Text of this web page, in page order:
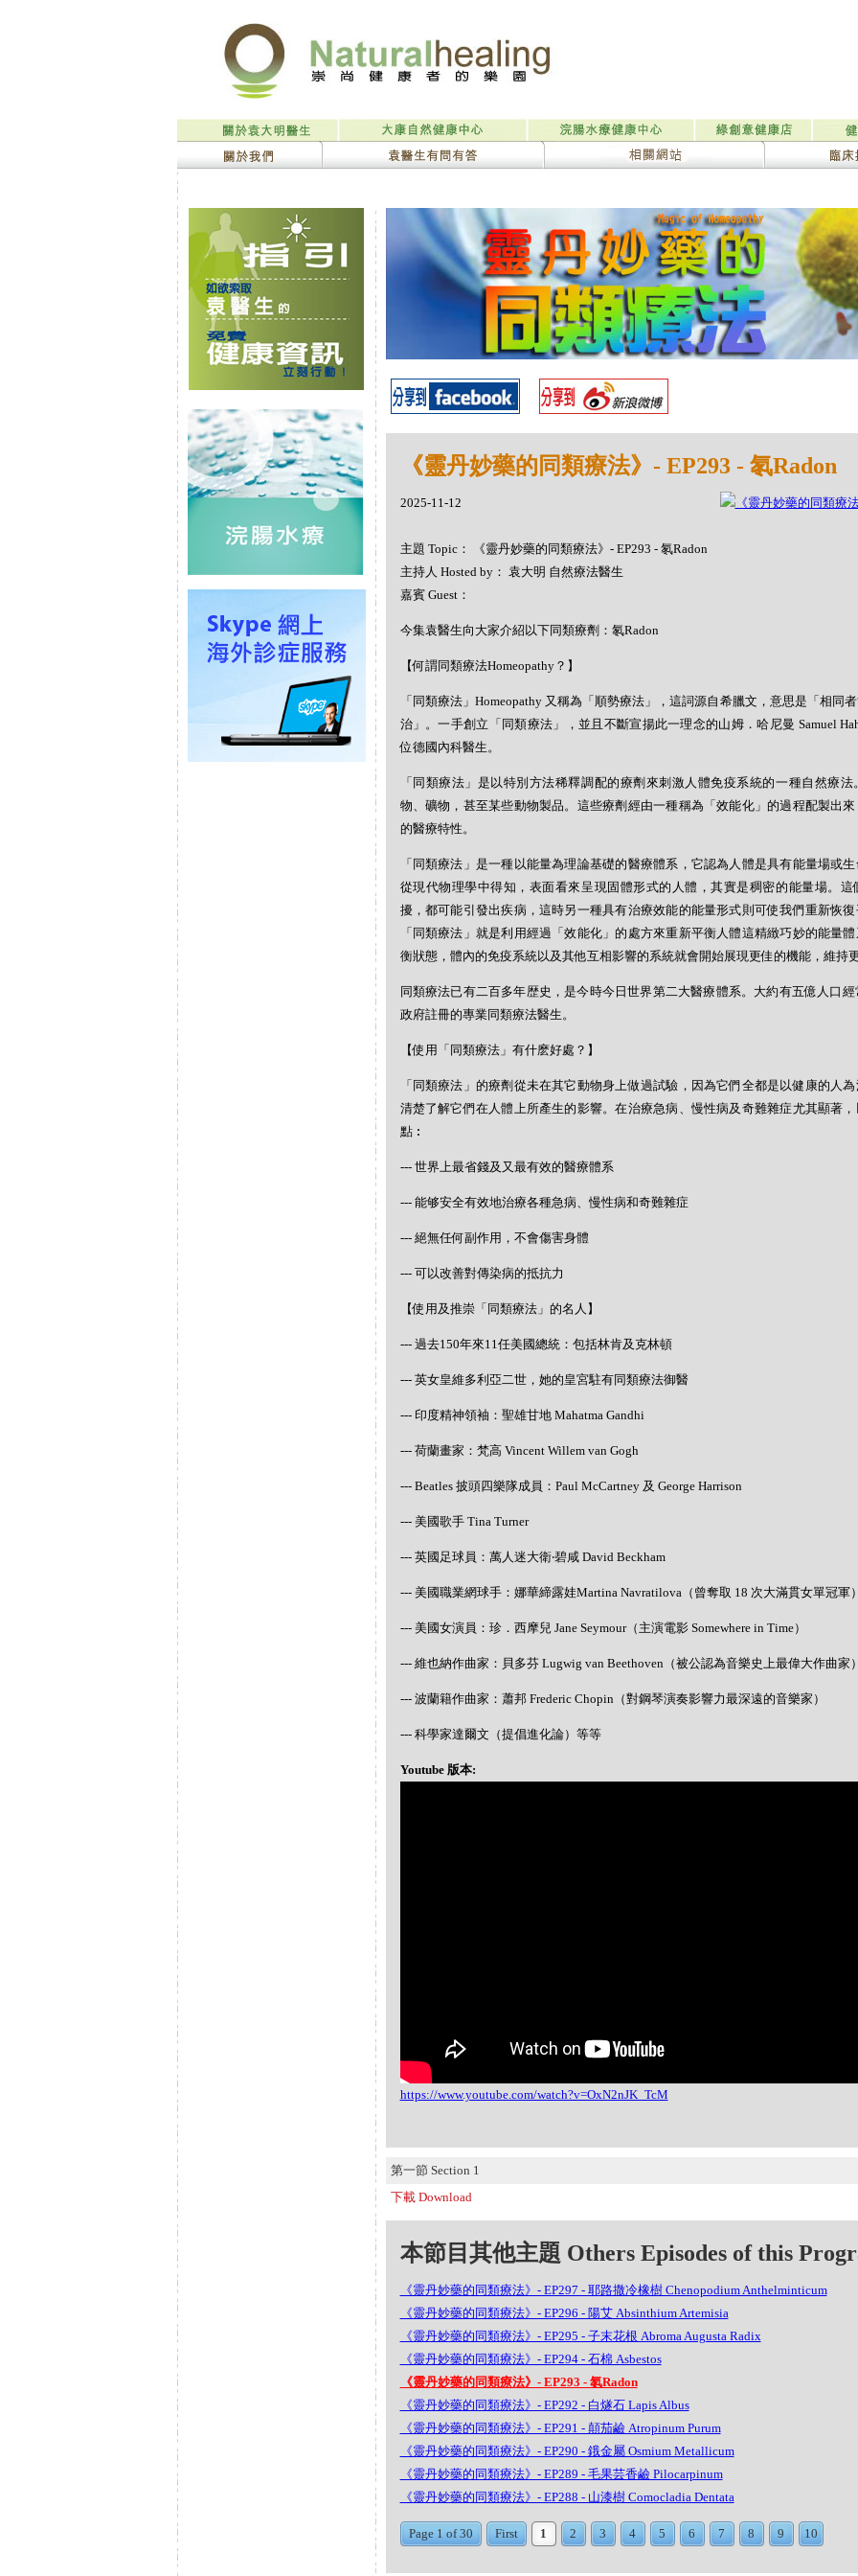
《靈丹妙藥的同類療法》- EP293 - 氡Radon
2025-11-12
主題 Topic： 《靈丹妙藥的同類療法》- EP293 - 氡Radon
主持人 Hosted by： 袁大明 自然療法醫生
嘉賓 Guest：
今集袁醫生向大家介紹以下同類療劑：氡Radon
【何謂同類療法Homeopathy？】
「同類療法」Homeopathy 又稱為「順勢療法」，這詞源自希臘文，意思是「相同
治」。一手創立「同類療法」，並且不斷宣揚此一理念的山姆．哈尼曼 Samuel
位德國內科醫生。
「同類療法」是以特別方法稀釋調配的療劑來刺激人體免疫系統的一種自然療
物、礦物，甚至某些動物製品。這些療劑經由一種稱為「效能化」的過程配製出
的醫療特性。
「同類療法」是一種以能量為理論基礎的醫療體系，它認為人體是具有能量場或
從現代物理學中得知，表面看來呈現固體形式的人體，其實是稠密的能量場。這
擾，都可能引發出疾病，這時另一種具有治療效能的能量形式則可使我們重新恢
「同類療法」就是利用經過「效能化」的處方來重新平衡人體這精緻巧妙的能量
衡狀態，體內的免疫系統以及其他互相影響的系統就會開始展現更佳的機能，維持
同類療法已有二百多年歴史，是今時今日世界第二大醫療體系。大約有五億人口
政府註冊的專業同類療法醫生。
【使用「同類療法」有什麽好處？】
「同類療法」的療劑從未在其它動物身上做過試驗，因為它們全都是以健康的人
清楚了解它們在人體上所產生的影響。在治療急病、慢性病及奇難雜症尤其顯著
點︰
--- 世界上最省錢及又最有效的醫療體系
--- 能够安全有效地治療各種急病、慢性病和奇難雜症
--- 絕無任何副作用，不會傷害身體
--- 可以改善對傳染病的抵抗力
【使用及推崇「同類療法」的名人】
--- 過去150年來11任美國總統：包括林肯及克林頓
--- 英女皇維多利亞二世，她的皇宮駐有同類療法御醫
--- 印度精神領袖：聖雄甘地 Mahatma Gandhi
--- 荷蘭畫家：梵高 Vincent Willem van Gogh
--- Beatles 披頭四樂隊成員：Paul McCartney 及 George Harrison
--- 美國歌手 Tina Turner
--- 英國足球員：萬人迷大衛‧碧咸 David Beckham
--- 美國職業網球手：娜華締露娃Martina Navratilova（曾奪取 18 次大滿貫女單冠軍
--- 美國女演員：珍．西摩兒 Jane Seymour（主演電影 Somewhere in Time）
--- 維也納作曲家：貝多芬 Lugwig van Beethoven（被公認為音樂史上最偉大作曲家
--- 波蘭籍作曲家：蕭邦 Frederic Chopin（對鋼琴演奏影響力最深遠的音樂家）
--- 科學家達爾文（提倡進化論）等等
Youtube 版本:
https://www.youtube.com/watch?v=OxN2nJK_TcM
第一節 Section 1
下載 Download
本節目其他主題 Others Episodes of this
《靈丹妙藥的同類療法》- EP297 - 耶路撒冷橡樹 Chenopodium Anthelminticum
《靈丹妙藥的同類療法》- EP296 - 陽艾 Absinthium Artemisia
《靈丹妙藥的同類療法》- EP295 - 子末花根 Abroma Augusta Radix
《靈丹妙藥的同類療法》- EP294 - 石棉 Asbestos
《靈丹妙藥的同類療法》- EP293 - 氡Radon
《靈丹妙藥的同類療法》- EP292 - 白燧石 Lapis Albus
《靈丹妙藥的同類療法》- EP291 - 顛茄鹼 Atropinum Purum
《靈丹妙藥的同類療法》- EP290 - 鋨金屬 Osmium Metallicum
《靈丹妙藥的同類療法》- EP289 - 毛果芸香鹼 Pilocarpinum
《靈丹妙藥的同類療法》- EP288 - 山漆樹 Comocladia Dentata
Page 1 of 30 First 1 2 3 4 5 6 7 8 9 10